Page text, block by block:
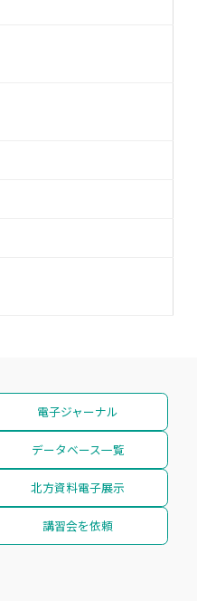
電子ジャーナル
データベース一覧
北方資料電子展示
講習会を依頼